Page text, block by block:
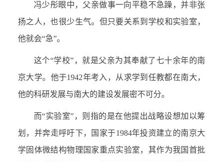
冯少彤眼中，父亲做事一向平稳不急躁，并非张
扬之人，也很少生气。但只要关系到学校和实验室，
他就会“急”。
这个“学校”，就是父亲为其奉献了七十余年的南
京大学。他于1942年考入，从求学到任教都在南大，
他的科研发展与南大的建设发展密不可分。
而“实验室”，则指的是在他提出战略设想加以筹
划，并奔走呼吁下，国家于1984年投资建立的南京大
学固体微结构物理国家重点实验室，其作为我国首批